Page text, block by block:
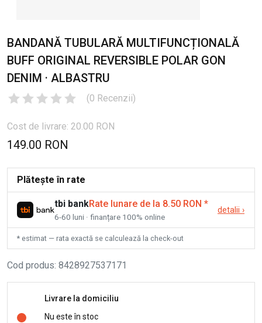
BANDANĂ TUBULARĂ MULTIFUNCȚIONALĂ
BUFF ORIGINAL REVERSIBLE POLAR GON
DENIM · ALBASTRU
(0 Recenzii)
Cost de livrare: 20.00 RON
149.00 RON
Plătește în rate
tbi bankRate lunare de la 8.50 RON *
6-60 luni · finanțare 100% online
detalii ›
* estimat — rata exactă se calculează la check-out
Cod produs: 8428927537171
Livrare la domiciliu
Nu este în stoc